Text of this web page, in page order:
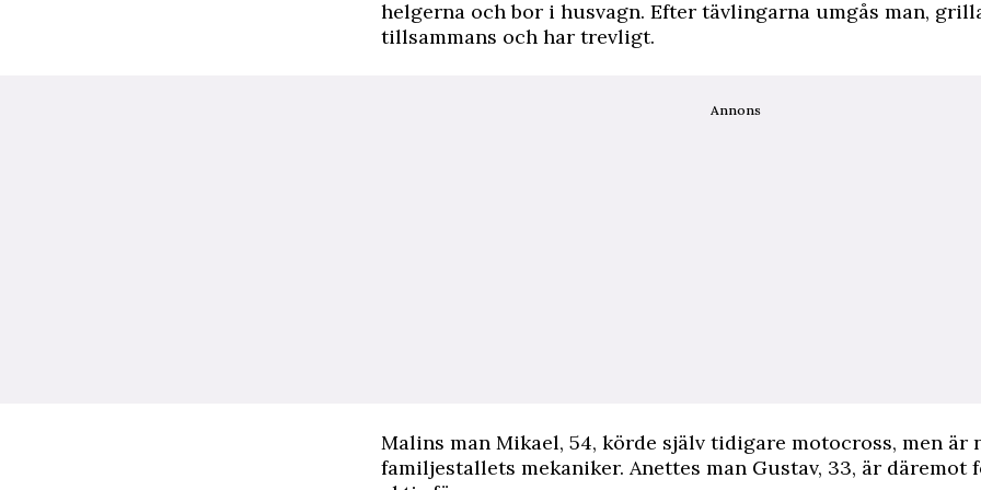
helgerna och bor i husvagn. Efter tävlingarna umgås man,
tillsammans och har trevligt.
Annons
Malins man Mikael, 54, körde själv tidigare motocross, men är
familjestallets mekaniker. Anettes man Gustav, 33, är däremot